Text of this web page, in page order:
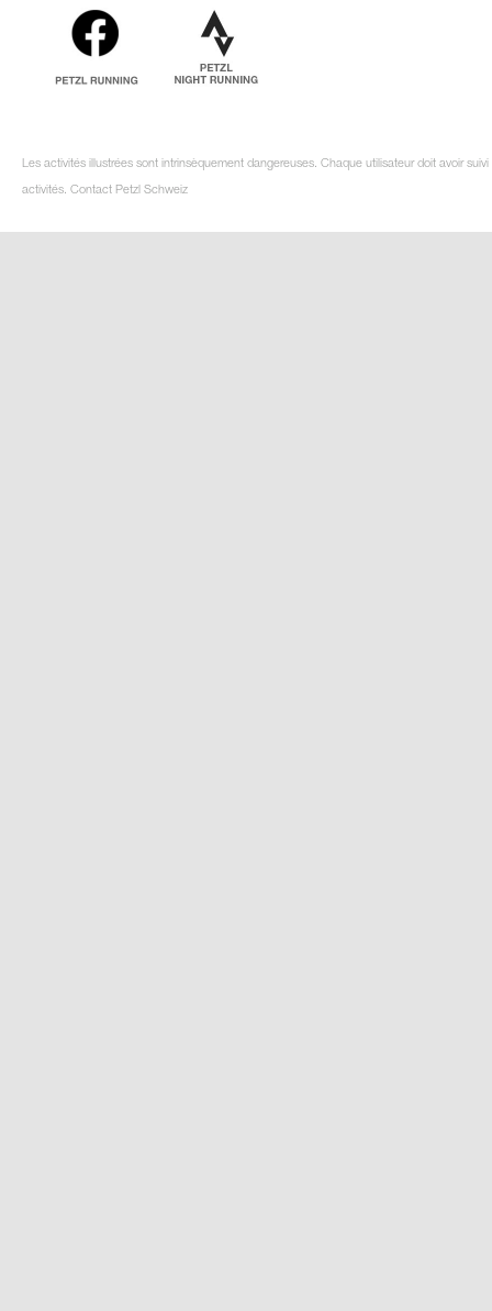
Les activités illustrées sont intrinsèquement dangereuses. Chaque utilisateur doit avoir
activités. Contact Petzl Schweiz